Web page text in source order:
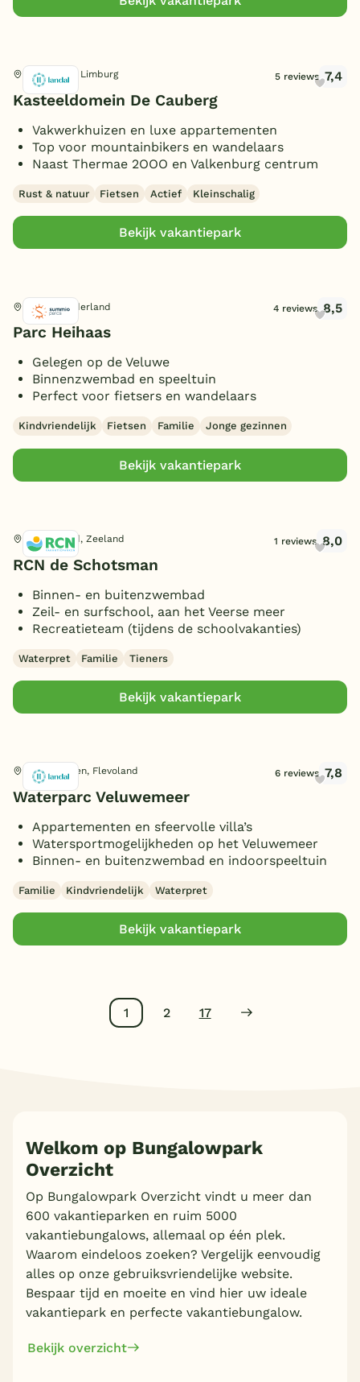
Valkenburg, Limburg 5 reviews 7,4
Kasteeldomein De Cauberg
Vakwerkhuizen en luxe appartementen
Top voor mountainbikers en wandelaars
Naast Thermae 2OOO en Valkenburg centrum
Rust & natuur Fietsen Actief Kleinschalig
Bekijk vakantiepark
Putten, Gelderland 4 reviews 8,5
Parc Heihaas
Gelegen op de Veluwe
Binnenzwembad en speeltuin
Perfect voor fietsers en wandelaars
Kindvriendelijk Fietsen Familie Jonge gezinnen
Bekijk vakantiepark
Kamperland, Zeeland 1 reviews 8,0
RCN de Schotsman
Binnen- en buitenzwembad
Zeil- en surfschool, aan het Veerse meer
Recreatieteam (tijdens de schoolvakanties)
Waterpret Familie Tieners
Bekijk vakantiepark
Biddinghuizen, Flevoland 6 reviews 7,8
Waterparc Veluwemeer
Appartementen en sfeervolle villa’s
Watersportmogelijkheden op het Veluwemeer
Binnen- en buitenzwembad en indoorspeeltuin
Familie Kindvriendelijk Waterpret
Bekijk vakantiepark
1 2 17
Welkom op Bungalowpark
Overzicht
Op Bungalowpark Overzicht vindt u meer dan
600 vakantieparken en ruim 5000
vakantiebungalows, allemaal op één plek.
Waarom eindeloos zoeken? Vergelijk eenvoudig
alles op onze gebruiksvriendelijke website.
Bespaar tijd en moeite en vind hier uw ideale
vakantiepark en perfecte vakantiebungalow.
Bekijk overzicht